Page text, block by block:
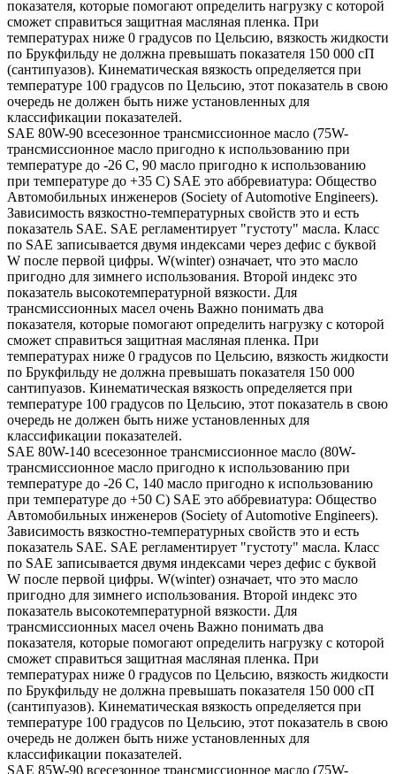
показателя, которые помогают определить нагрузку с которой
сможет справиться защитная масляная пленка. При
температурах ниже 0 градусов по Цельсию, вязкость жидкости
по Брукфильду не должна превышать показателя 150 000 сП
(сантипуазов). Кинематическая вязкость определяется при
температуре 100 градусов по Цельсию, этот показатель в свою
очередь не должен быть ниже установленных для
классификации показателей.
SAE 80W-90 всесезонное трансмиссионное масло (75W-
трансмиссионное масло пригодно к использованию при
температуре до -26 С, 90 масло пригодно к использованию
при температуре до +35 С) SAE это аббревиатура: Общество
Автомобильных инженеров (Society of Automotive Engineers).
Зависимость вязкостно-температурных свойств это и есть
показатель SAE. SAE регламентирует "густоту" масла. Класс
по SAE записывается двумя индексами через дефис с буквой
W после первой цифры. W(winter) означает, что это масло
пригодно для зимнего использования. Второй индекс это
показатель высокотемпературной вязкости. Для
трансмиссионных масел очень Важно понимать два
показателя, которые помогают определить нагрузку с которой
сможет справиться защитная масляная пленка. При
температурах ниже 0 градусов по Цельсию, вязкость жидкости
по Брукфильду не должна превышать показателя 150 000
сантипуазов. Кинематическая вязкость определяется при
температуре 100 градусов по Цельсию, этот показатель в свою
очередь не должен быть ниже установленных для
классификации показателей.
SAE 80W-140 всесезонное трансмиссионное масло (80W-
трансмиссионное масло пригодно к использованию при
температуре до -26 С, 140 масло пригодно к использованию
при температуре до +50 С) SAE это аббревиатура: Общество
Автомобильных инженеров (Society of Automotive Engineers).
Зависимость вязкостно-температурных свойств это и есть
показатель SAE. SAE регламентирует "густоту" масла. Класс
по SAE записывается двумя индексами через дефис с буквой
W после первой цифры. W(winter) означает, что это масло
пригодно для зимнего использования. Второй индекс это
показатель высокотемпературной вязкости. Для
трансмиссионных масел очень Важно понимать два
показателя, которые помогают определить нагрузку с которой
сможет справиться защитная масляная пленка. При
температурах ниже 0 градусов по Цельсию, вязкость жидкости
по Брукфильду не должна превышать показателя 150 000 сП
(сантипуазов). Кинематическая вязкость определяется при
температуре 100 градусов по Цельсию, этот показатель в свою
очередь не должен быть ниже установленных для
классификации показателей.
SAE 85W-90 всесезонное трансмиссионное масло (75W-